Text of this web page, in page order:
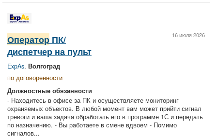
16 июля 2026
Оператор ПК/
диспетчер на пульт
ExpAs, Волгоград
по договоренности
Должностные обязанности
- Находитесь в офисе за ПК и осуществляете мониторинг
охраняемых объектов. В любой момент вам может прийти сигнал
тревоги и ваша задача обработать его в программе 1С и передать
по назначению. - Вы работаете в смене вдвоем - Помимо
сигналов...